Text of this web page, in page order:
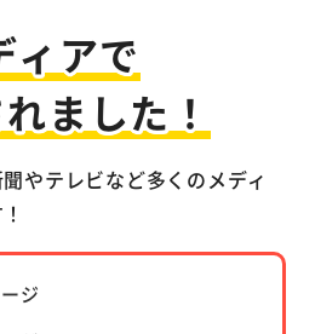
ィアで
ました！
やテレビなど多くのメディ